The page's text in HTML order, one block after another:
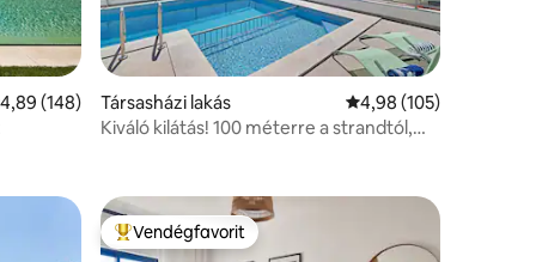
értékelés: 5/4,89, 148 vélemény
4,89 (148)
Társasházi lakás Átlagos értékelés: 5/
4,98 (105)
Kiváló kilátás! 100 méterre a strandtól,
Kiemelt vendégfavorit
Vendégfavorit